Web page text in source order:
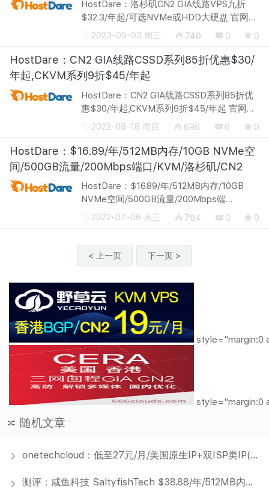
HostDare：洛杉矶CN2 GIA线路VPS九折
$32.3/年起/可选NVMe或HDD大硬盘 官网地
址：http://hostdare.com/ HostDare发起了
KVM(下称CSSD系列)和Premium China
Optimized ...
2023-05-03 周三 740 0 0
HostDare：CN2 GIA线路CSSD系列85折优惠$30/
年起,CKVM系列9折$45/年起
HostDare：CN2 GIA线路CSSD系列85折优
惠$30/年起,CKVM系列9折$45/年起 官网地
址：http://hostdare.com/ HostDare本月继
新的CSSD系列，采用NVMe硬盘，最低季
付...
2022-08-18 周四 696 0 0
HostDare：$16.89/年/512MB内存/10GB NVMe空
间/500GB流量/200Mbps端口/KVM/洛杉矶/CN2
HostDare：$16.89/年/512MB内存/10GB
NVMe空间/500GB流量/200Mbps端
口/KVM/洛杉矶/CN2 官网地址：
成立了，主机百科介绍过...
2022-07-06 周三 794 0 0
< 上一页 下一页 >
style="margin:0
style="margin:0
随机文章
onetechcloud：低至27元/月/美国原生IP+双ISP类IP(CN2 GIA/CUII/AS4837直连)/香港CN2/香港BGP大带宽
测评：咸鱼科技 SaltyfishTech $38.88/年/512MB内存/KVM/德国CN2 GIA 怎么样？